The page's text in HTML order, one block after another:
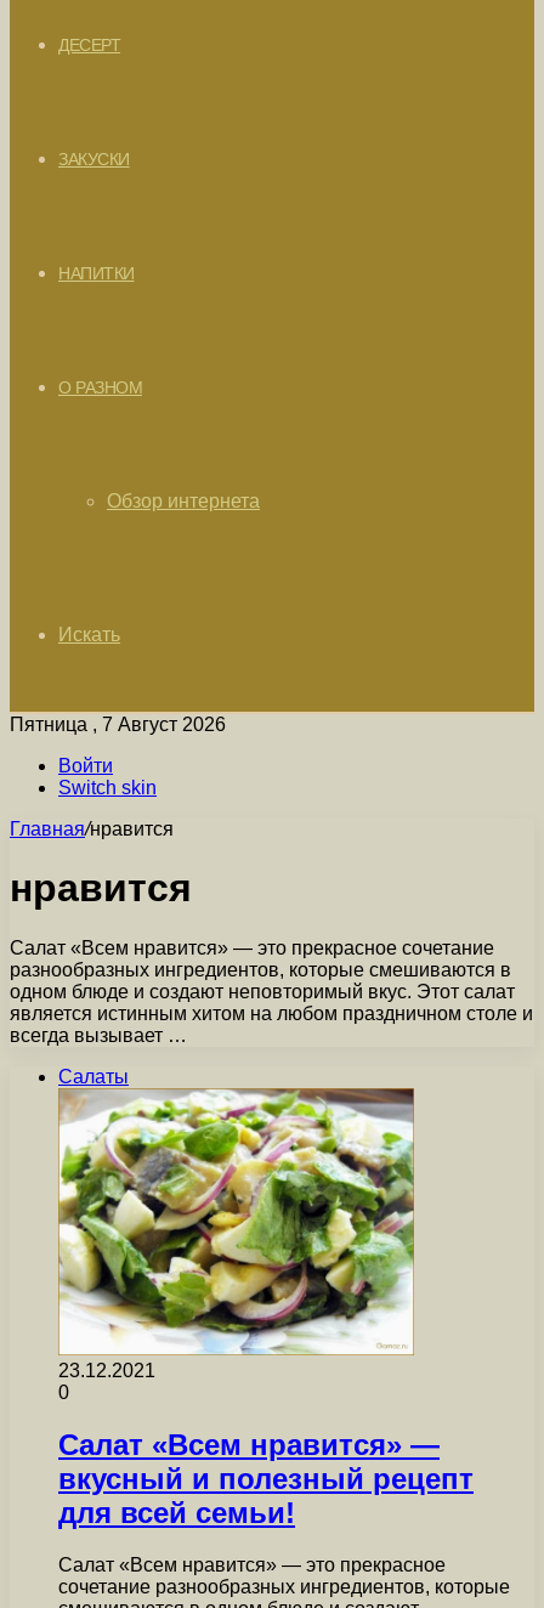
ДЕСЕРТ
ЗАКУСКИ
НАПИТКИ
О РАЗНОМ
Обзор интернета
Искать
Пятница , 7 Август 2026
Войти
Switch skin
Главная/нравится
нравится
Салат «Всем нравится» — это прекрасное сочетание
разнообразных ингредиентов, которые смешиваются в
одном блюде и создают неповторимый вкус. Этот салат
является истинным хитом на любом праздничном столе и
всегда вызывает …
Салаты
23.12.2021
0
Салат «Всем нравится» —
вкусный и полезный рецепт
для всей семьи!
Салат «Всем нравится» — это прекрасное
сочетание разнообразных ингредиентов, которые